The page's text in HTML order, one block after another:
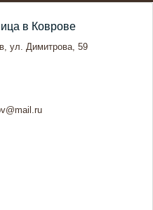
ул. Димитрова, 59